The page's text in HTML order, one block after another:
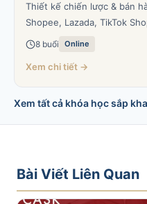
Thiết kế chiến lược & bán
Shopee, Lazada, TikTok
8 buổi Online
Xem chi tiết →
Xem tất cả khóa học sắp
Bài Viết Liên Quan